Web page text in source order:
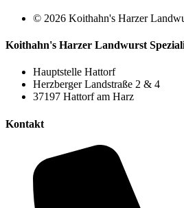
© 2026 Koithahn's Harzer
Koithahn's Harzer Landwurst
Hauptstelle Hattorf
Herzberger Landstraße 2 & 4
37197 Hattorf am Harz
Kontakt